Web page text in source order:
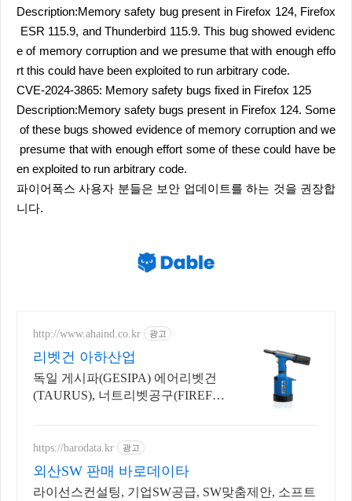
Description:Memory safety bug present in Firefox 124, Firefox
ESR 115.9, and Thunderbird 115.9. This bug showed evidenc
e of memory corruption and we presume that with enough effo
rt this could have been exploited to run arbitrary code.
CVE-2024-3865: Memory safety bugs fixed in Firefox 125
Description:Memory safety bugs present in Firefox 124. Some
of these bugs showed evidence of memory corruption and we
presume that with enough effort some of these could have be
en exploited to run arbitrary code.
파이어폭스 사용자 분들은 보안 업데이트를 하는 것을 권장합
니다.
http://www.ahaind.co.kr 광고
리벳건 아하산업
독일 게시파(GESIPA) 에어리벳건
(TAURUS), 너트리벳공구(FIREFO
https://barodata.kr 광고
외산SW 판매 바로데이타
라이선스컨설팅, 기업SW공급, SW맞춤제안, 소프트